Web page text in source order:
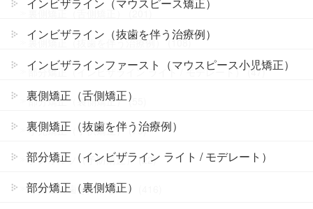
裏側矯正（舌側矯正） (201)
裏側矯正（抜歯を伴う治療例） (108)
部分矯正（インビザライン ライト / モデレート） (47)
部分矯正（裏側矯正） (55)
小児矯正（子供矯正） (79)
プレオルソ（予防矯正） (22)
非抜歯（歯を抜かない） (416)
インビザライン（抜歯を伴う治療例）
インビザラインファースト（マウスピース小児矯正）
裏側矯正（舌側矯正）
裏側矯正（抜歯を伴う治療例）
部分矯正（インビザライン ライト / モデレート）
部分矯正（裏側矯正）